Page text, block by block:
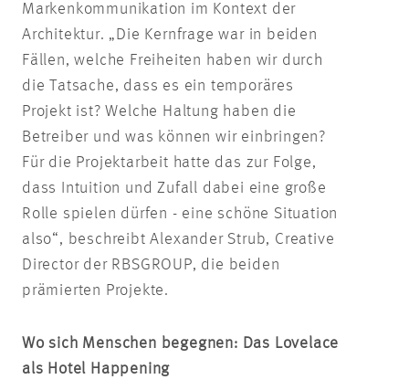
Markenkommunikation im Kontext der
Architektur. „Die Kernfrage war in beiden
Fällen, welche Freiheiten haben wir durch
die Tatsache, dass es ein temporäres
Projekt ist? Welche Haltung haben die
Betreiber und was können wir einbringen?
Für die Projektarbeit hatte das zur Folge,
dass Intuition und Zufall dabei eine große
Rolle spielen dürfen - eine schöne Situation
also“, beschreibt Alexander Strub, Creative
Director der RBSGROUP, die beiden
prämierten Projekte.
Wo sich Menschen begegnen: Das Lovelace
als Hotel Happening